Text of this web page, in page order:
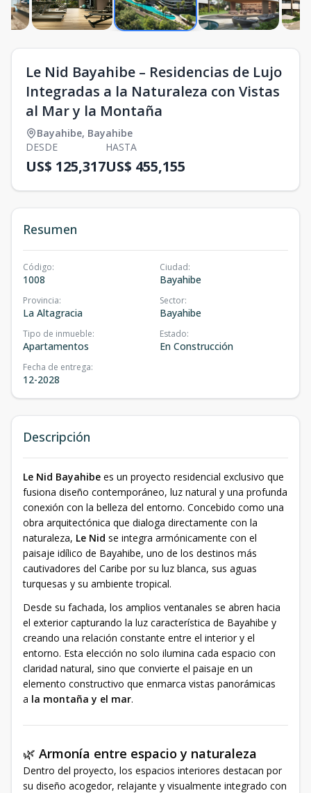
Le Nid Bayahibe – Residencias de Lujo
Integradas a la Naturaleza con Vistas
al Mar y la Montaña
Bayahibe, Bayahibe
DESDE
US$ 125,317
HASTA
US$ 455,155
Resumen
Código:
1008
Ciudad:
Bayahibe
Provincia:
La Altagracia
Sector:
Bayahibe
Tipo de inmueble:
Apartamentos
Estado:
En Construcción
Fecha de entrega:
12-2028
Descripción
Le Nid Bayahibe es un proyecto residencial exclusivo que
fusiona diseño contemporáneo, luz natural y una profunda
conexión con la belleza del entorno. Concebido como una
obra arquitectónica que dialoga directamente con la
naturaleza, Le Nid se integra armónicamente con el
paisaje idílico de Bayahibe, uno de los destinos más
cautivadores del Caribe por su luz blanca, sus aguas
turquesas y su ambiente tropical.
Desde su fachada, los amplios ventanales se abren hacia
el exterior capturando la luz característica de Bayahibe y
creando una relación constante entre el interior y el
entorno. Esta elección no solo ilumina cada espacio con
claridad natural, sino que convierte el paisaje en un
elemento constructivo que enmarca vistas panorámicas
a la montaña y el mar.
🌿 Armonía entre espacio y naturaleza
Dentro del proyecto, los espacios interiores destacan por
su diseño acogedor, relajante y visualmente integrado con